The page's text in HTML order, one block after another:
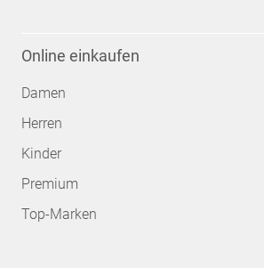
Online einkaufen
Damen
Herren
Kinder
Premium
Top-Marken